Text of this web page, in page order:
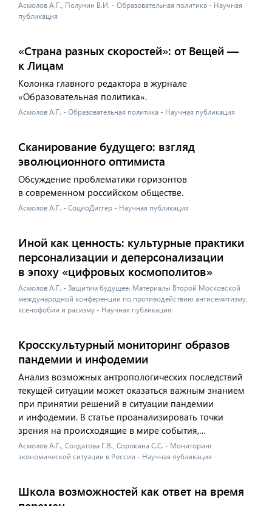
Асмолов А.Г., Полунин В.И. - Образовательная политика - Научная
публикация
«Страна разных скоростей»: от Вещей —
к Лицам
Колонка главного редактора в журнале
«Образовательная политика».
Асмолов А.Г. - Образовательная политика - Научная публикация
Сканирование будущего: взгляд
эволюционного оптимиста
Обсуждение проблематики горизонтов
в современном российском обществе.
Асмолов А.Г. - СоциоДиггер - Научная публикация
Иной как ценность: культурные практики
персонализации и деперсонализации
в эпоху «цифровых космополитов»
Асмолов А.Г. - Защитим будущее. Материалы Второй Московской
международной конференции по противодействию антисемитизму,
ксенофобии и расизму - Научная публикация
Кросскультурный мониторинг образов
пандемии и инфодемии
Анализ возможных антропологических последствий
текущей ситуации может оказаться важным знанием
при принятии решений в ситуации пандемии
и инфодемии. В статье проанализировать точки
зрения на происходящие в мире события,…
Асмолов А.Г., Солдатова Г.В., Сорокина С.С. - Мониторинг
экономической ситуации в России - Научная публикация
Школа возможностей как ответ на время